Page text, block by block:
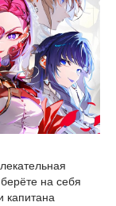
на себя
капитана